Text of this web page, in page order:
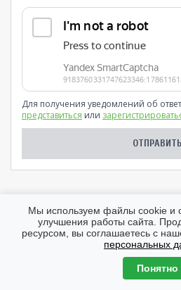
Для получения уведомлений об
представиться или
Что? Где? Почем? Том 27
О чем бы еще поныть...))) Том 27
Мы используем файлы cookie и
улучшения работы сайта.
ресурсом, вы соглашаетесь с
персональных
Понятно